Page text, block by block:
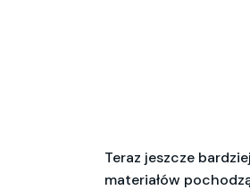
Teraz jeszcze
materiałów